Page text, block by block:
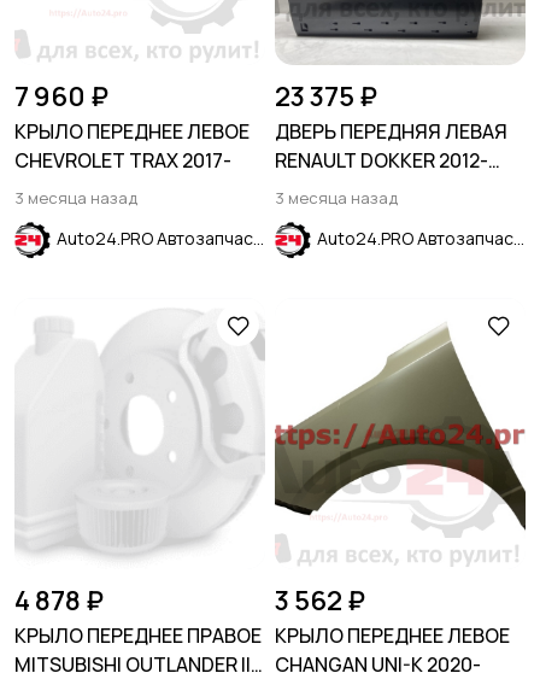
7 960 ₽
КРЫЛО ПЕРЕДНЕЕ ЛЕВОЕ
CHEVROLET TRAX 2017-
3 месяца назад
Auto24.PRO Автозапчасти
23 375 ₽
ДВЕРЬ ПЕРЕДНЯЯ ЛЕВАЯ
RENAULT DOKKER 2012-
2020
3 месяца назад
Auto24.PRO Автозапчасти
4 878 ₽
КРЫЛО ПЕРЕДНЕЕ ПРАВОЕ
MITSUBISHI OUTLANDER II
3 562 ₽
КРЫЛО ПЕРЕДНЕЕ ЛЕВОЕ
CHANGAN UNI-K 2020-